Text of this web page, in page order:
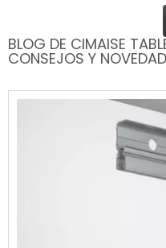
BLOG DE CIMAISE
CONSEJOS Y